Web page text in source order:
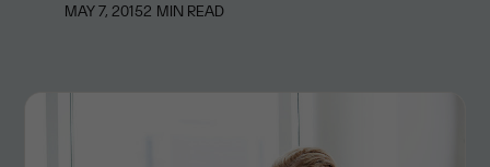
MAY 7, 20152 MIN READ